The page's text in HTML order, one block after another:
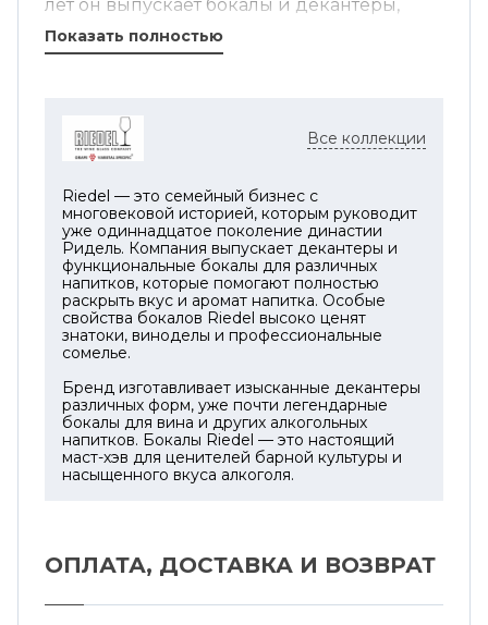
лет он выпускает бокалы и декантеры,
которые высоко ценятся на рынке.
однако бренд всегда с уважением
относился к культуре и истории стран, в
которые экспортирует свою продукцию.
Декантер изготовлен вручную по
старинной венецианской технологии. В
посуду вплавлено два цветных стекла -
желтое и голубое, символизирующих флаг
Украины. В центре чаши размещен герб -
трезубец. Приобрести декантер можно
только в Украине и только в течение 2021
Декантер Ukraine - это не просто элемент
декора, функциональный инвентарь для
вина или предмет сервировки. В первую
очередь, это уникальная вещь со своей
* Декантер - специальный сосуд для
подачи вина, позволяющий напитку
Показать полностью
Все коллекции
Riedel — это семейный бизнес с
многовековой историей, которым руководит
уже одиннадцатое поколение династии
Ридель. Компания выпускает декантеры и
функциональные бокалы для различных
напитков, которые помогают полностью
раскрыть вкус и аромат напитка. Особые
свойства бокалов Riedel высоко ценят
знатоки, виноделы и профессиональные
сомелье.
Бренд изготавливает изысканные декантеры
различных форм, уже почти легендарные
бокалы для вина и других алкогольных
напитков. Бокалы Riedel — это настоящий
маст-хэв для ценителей барной культуры и
насыщенного вкуса алкоголя.
ОПЛАТА, ДОСТАВКА И ВОЗВРАТ